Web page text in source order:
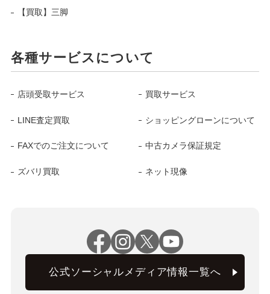
【買取】三脚
各種サービスについて
店頭受取サービス 買取サービス
LINE査定買取 ショッピングローンについて
FAXでのご注文について 中古カメラ保証規定
ズバリ買取 ネット現像
公式ソーシャルメディア情報一覧へ